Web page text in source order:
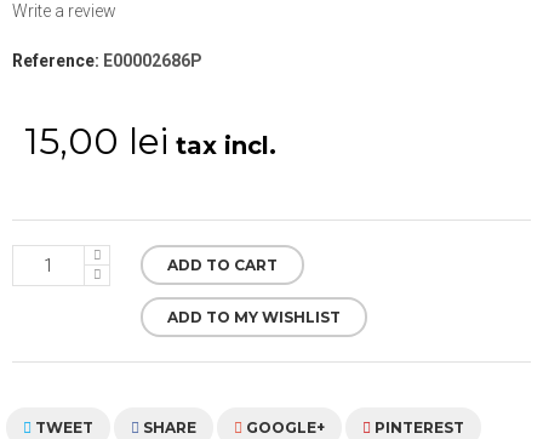
Write a review
Reference: E00002686P
15,00 lei tax incl.
ADD TO CART
ADD TO MY WISHLIST
TWEET SHARE GOOGLE+ PINTEREST